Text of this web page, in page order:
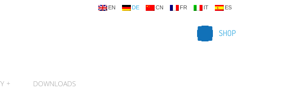
EN DE CN FR IT ES
SHOP
+ DOWNLOADS